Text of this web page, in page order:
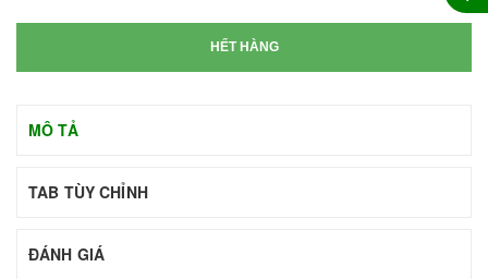
HẾT HÀNG
MÔ TẢ
TAB TÙY CHỈNH
ĐÁNH GIÁ